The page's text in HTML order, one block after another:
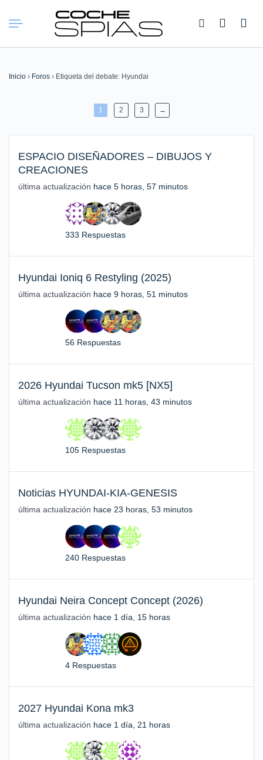
Buscar:
Inicio › Foros › Etiqueta del debate: Hyundai
1 2 3 →
ESPACIO DISEÑADORES – DIBUJOS Y
CREACIONES
última actualización hace 5 horas, 57 minutos
333 Respuestas
Hyundai Ioniq 6 Restyling (2025)
última actualización hace 9 horas, 51 minutos
56 Respuestas
2026 Hyundai Tucson mk5 [NX5]
última actualización hace 11 horas, 43 minutos
105 Respuestas
Noticias HYUNDAI-KIA-GENESIS
última actualización hace 23 horas, 53 minutos
240 Respuestas
Hyundai Neira Concept Concept (2026)
última actualización hace 1 día, 15 horas
4 Respuestas
2027 Hyundai Kona mk3
última actualización hace 1 día, 21 horas